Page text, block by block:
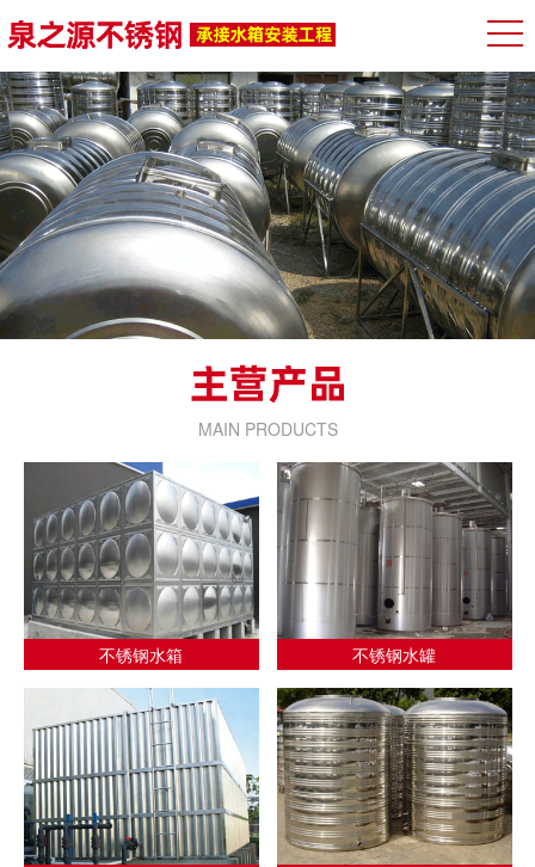
MAIN PRODUCTS
不锈钢水箱 不锈钢水罐